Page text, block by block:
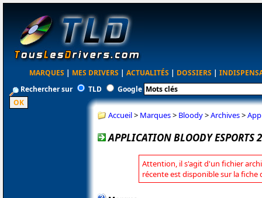
MARQUES | MES DRIVERS | ACTUALITÉS | DOSSIERS |
Rechercher sur
TLD Google
Accueil> Marques> Bloody>Archives>
APPLICATION BLOODY ESPORTS
Attention, il s'agit d'un fichier
récente est disponible sur la fiche